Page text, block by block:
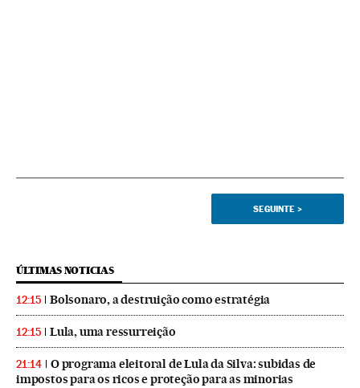
SEGUINTE >
ÚLTIMAS NOTICIAS
12:15 Bolsonaro, a destruição como estratégia
12:15 Lula, uma ressurreição
21:14
O programa eleitoral de Lula da Silva: subidas de
impostos para os ricos e proteção para as minorias